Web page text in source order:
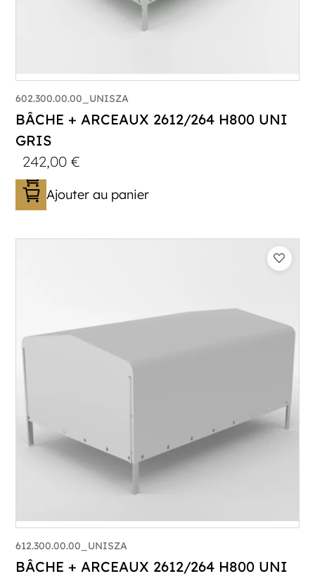
602.300.00.00_UNISZA
BÂCHE + ARCEAUX 2612/264 H800 UNI
GRIS
242,00€
Ajouter au panier
612.300.00.00_UNISZA
BÂCHE + ARCEAUX 2612/264 H800 UNI